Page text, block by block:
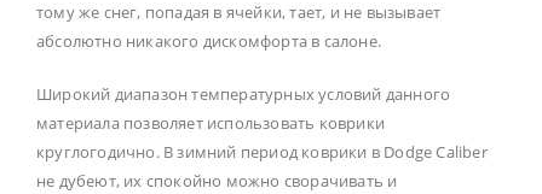
тому же снег, попадая в ячейки, тает, и не вызывает
абсолютно никакого дискомфорта в салоне.
Широкий диапазон температурных условий данного
материала позволяет использовать коврики
круглогодично. В зимний период коврики в Dodge Caliber
не дубеют, их спокойно можно сворачивать и